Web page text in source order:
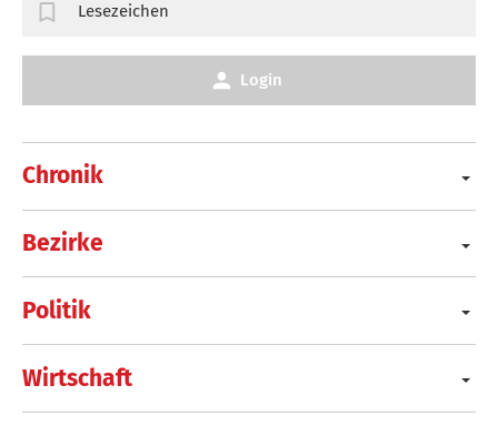
Chronik
Bezirke
Politik
Wirtschaft
Lesezeichen
Login